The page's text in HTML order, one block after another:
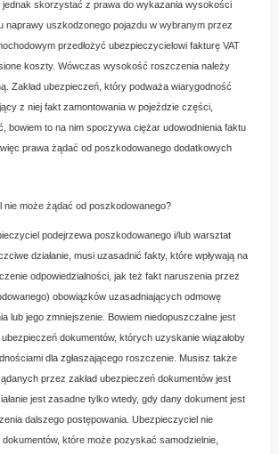
jednak skorzystać z prawa do wykazania wysokości
naprawy uszkodzonego pojazdu w wybranym przez
przedłożyć ubezpieczycielowi fakturę VAT
koszty. Wówczas wysokość roszczenia należy
Zakład ubezpieczeń, który podważa wiarygodność
z niej fakt zamontowania w pojeździe części,
bowiem to na nim spoczywa ciężar udowodnienia faktu
prawa żądać od poszkodowanego dodatkowych
nie może żądać od poszkodowanego?
podejrzewa poszkodowanego i/lub warsztat
działanie, musi uzasadnić fakty, które wpływają na
odpowiedzialności, jak też fakt naruszenia przez
obowiązków uzasadniających odmowę
lub jego zmniejszenie. Bowiem niedopuszczalne jest
dokumentów, których uzyskanie wiązałoby
dla zgłaszającego roszczenie. Musisz także
przez zakład ubezpieczeń dokumentów jest
jest zasadne tylko wtedy, gdy dany dokument jest
dalszego postępowania. Ubezpieczyciel nie
które może pozyskać samodzielnie,